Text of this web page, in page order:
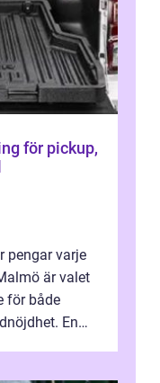
pengar varje
är valet
för både
En